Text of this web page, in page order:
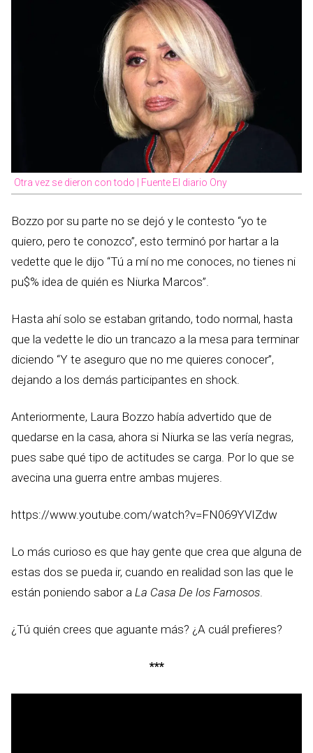
Otra vez se dieron con todo | Fuente El diario Ony
Bozzo por su parte no se dejó y le contesto “yo te
quiero, pero te conozco”, esto terminó por hartar a la
vedette que le dijo “Tú a mí no me conoces, no tienes ni
pu$% idea de quién es Niurka Marcos”.
Hasta ahí solo se estaban gritando, todo normal, hasta
que la vedette le dio un trancazo a la mesa para terminar
diciendo “Y te aseguro que no me quieres conocer”,
dejando a los demás participantes en shock.
Anteriormente, Laura Bozzo había advertido que de
quedarse en la casa, ahora si Niurka se las vería negras,
pues sabe qué tipo de actitudes se carga. Por lo que se
avecina una guerra entre ambas mujeres.
https://www.youtube.com/watch?v=FN069YVIZdw
Lo más curioso es que hay gente que crea que alguna de
estas dos se pueda ir, cuando en realidad son las que le
están poniendo sabor a La Casa De los Famosos
¿Tú quién crees que aguante más? ¿A cuál prefieres?
***